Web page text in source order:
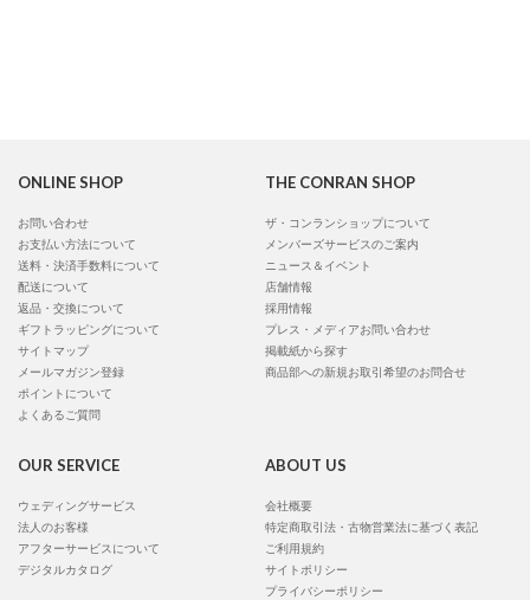
ONLINE SHOP
お問い合わせ
お支払い方法について
送料・決済手数料について
配送について
返品・交換について
ギフトラッピングについて
サイトマップ
メールマガジン登録
ポイントについて
よくあるご質問
THE CONRAN SHOP
ザ・コンランショップについて
メンバーズサービスのご案内
ニュース＆イベント
店舗情報
採用情報
プレス・メディアお問い合わせ
掲載紙から探す
商品部への新規お取引希望のお問合せ
OUR SERVICE
ウェディングサービス
法人のお客様
アフターサービスについて
デジタルカタログ
ABOUT US
会社概要
特定商取引法・古物営業法に基づく表記
ご利用規約
サイトポリシー
プライバシーポリシー